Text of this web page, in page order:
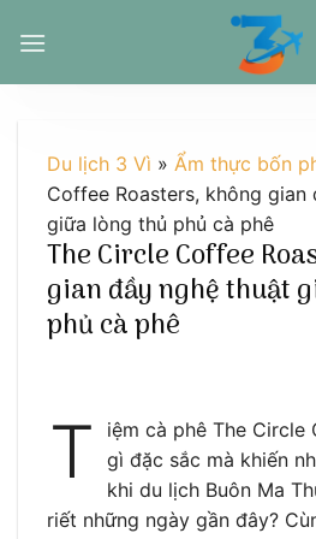
đến
Du lịch 3 Vì » Ẩm thực bốn
Coffee Roasters, không gian
giữa lòng thủ phủ cà phê
The Circle Coffee
gian đầy nghệ thuật
phủ cà phê
T
iệm cà phê The Circle
gì đặc sắc mà khiến
khi du lịch Buôn Ma
riết những ngày gần đây?